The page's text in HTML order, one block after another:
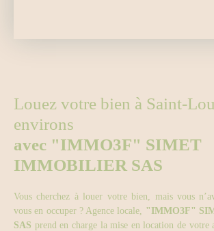
Louez votre bien à Saint-
environs
avec "IMMO3F" SIMET
IMMOBILIER SAS
Vous cherchez à louer votre bien, mais vous
vous en occuper ? Agence locale, "IMMO3F"
SAS prend en charge la mise en location de votre